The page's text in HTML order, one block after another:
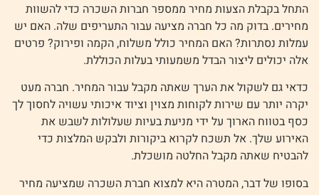
התחל בקבלת הצעות מחיר ממספר חברות השכרה כדי להשוות
מחירים. בדוק מה כל חברה מציעה עבור התעריפים שלה. האם יש
עמלות נסתרות? האם המחיר כולל משלוח, הקמה ופירוק? פרטים
אלה יכולים ליצור הבדל משמעותי בעלות הכוללת.
כדאי גם לשקול את הערך שאתה מקבל עבור המחיר. חברה מעט
יקרה יותר עם שירות לקוחות מצוין וציוד איכותי עשויה לחסוך לך
כסף בטווח הארוך על ידי מניעת בעיות שעלולות לשבש את
האירוע שלך. אל תשכח לקרוא ביקורות ולבקש המלצות כדי
להבטיח שאתה מקבל החלטה מושכלת.
בסופו של דבר, המטרה היא למצוא חברת השכרה שמציעה מחיר